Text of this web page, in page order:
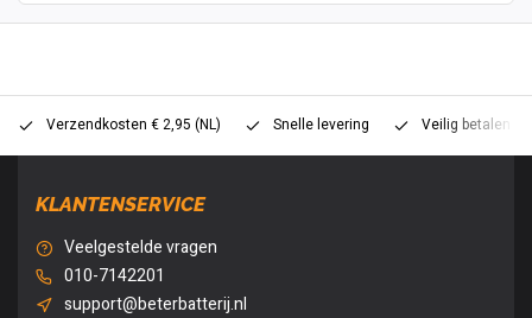
Verzendkosten € 2,95 (NL) Snelle levering Veilig betalen
KLANTENSERVICE
Veelgestelde vragen
010-7142201
support@beterbatterij.nl